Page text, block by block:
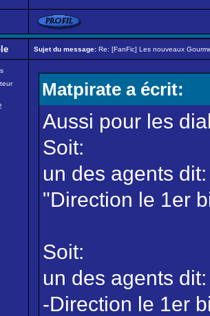
Sujet du message: Re: [FanFic] Les nouveaux
Matpirate a écrit:
Aussi pour les
Soit:
un des agents dit:
"Direction le 1er
Soit:
un des agents dit:
-Direction le 1er